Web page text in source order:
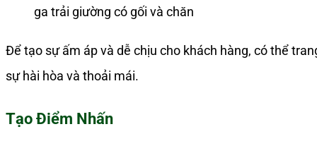
ga trải giường có gối và chăn
Để tạo sự ấm áp và dễ chịu cho khách hàng, có thể
sự hài hòa và thoải mái.
Tạo Điểm Nhấn